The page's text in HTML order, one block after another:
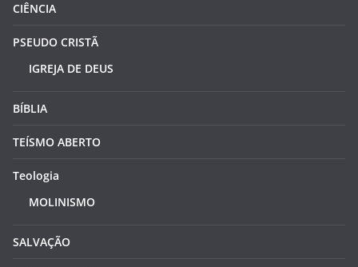
CIÊNCIA
PSEUDO CRISTÃ
IGREJA DE DEUS
BÍBLIA
TEÍSMO ABERTO
Teologia
MOLINISMO
SALVAÇÃO